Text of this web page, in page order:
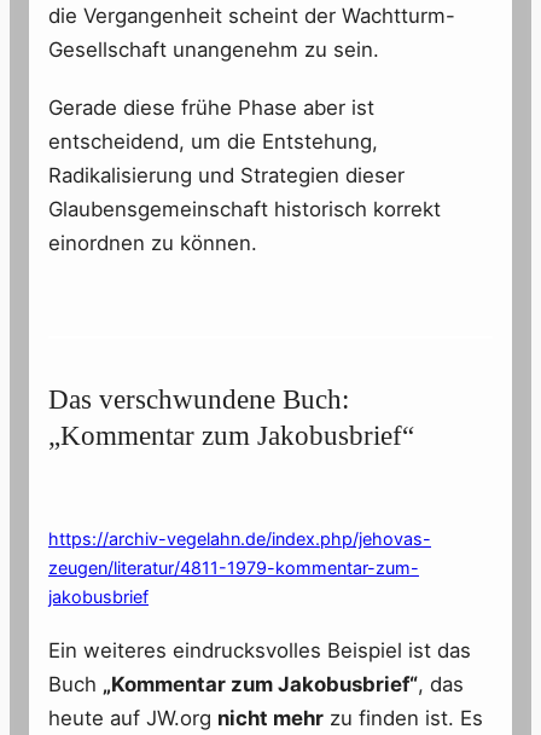
die Vergangenheit scheint der Wachtturm-
Gesellschaft unangenehm zu sein.
Gerade diese frühe Phase aber ist
entscheidend, um die Entstehung,
Radikalisierung und Strategien dieser
Glaubensgemeinschaft historisch korrekt
einordnen zu können.
Das verschwundene Buch:
„Kommentar zum Jakobusbrief“
https://archiv-vegelahn.de/index.php/jehovas-
zeugen/literatur/4811-1979-kommentar-zum-
jakobusbrief
Ein weiteres eindrucksvolles Beispiel ist das
Buch „Kommentar zum Jakobusbrief“, das
heute auf JW.org nicht mehr zu finden ist. Es